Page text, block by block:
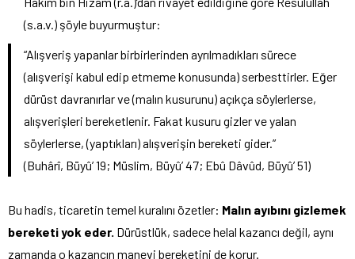
(s.a.v.) şöyle buyurmuştur:
“Alışveriş yapanlar birbirlerinden ayrılmadıkları sürece
(alışverişi kabul edip etmeme konusunda) serbesttirler. Eğer
dürüst davranırlar ve (malın kusurunu) açıkça söylerlerse,
alışverişleri bereketlenir. Fakat kusuru gizler ve yalan
söylerlerse, (yaptıkları) alışverişin bereketi gider.”
(Buhârî, Büyû’ 19; Müslim, Büyû’ 47; Ebû Dâvûd, Büyû’ 51)
Bu hadis, ticaretin temel kuralını özetler: Malın ayıbını gizlemek
bereketi yok eder. Dürüstlük, sadece helal kazancı değil, aynı
zamanda o kazancın manevi bereketini de korur.